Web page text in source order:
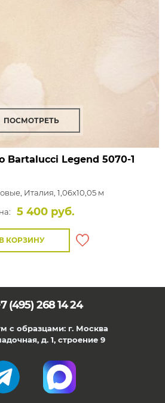
ПОСМОТРЕТЬ
Bartalucci Legend 5070-1
Италия, 1,06x10,05 м
5 400 руб.
В КОРЗИНУ
(495) 268 14 24
с образцами: г. Москва
д. 1, строение 9